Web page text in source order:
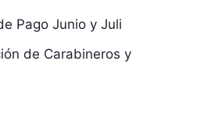
Pago Junio y Juli
de Carabineros y